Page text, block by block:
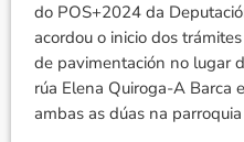
do POS+2024 da
acordou o inicio dos
de pavimentación no lugar
rúa Elena Quiroga-A Barca
ambas as dúas na